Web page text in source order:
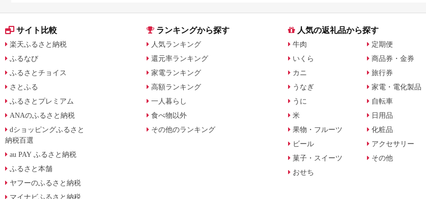
サイト比較
楽天ふるさと納税
ふるなび
ふるさとチョイス
さとふる
ふるさとプレミアム
ANAのふるさと納税
dショッピングふるさと
納税百選
au PAY ふるさと納税
ふるさと本舗
ヤフーのふるさと納税
マイナビふるさと納税
ランキングから探す
人気ランキング
還元率ランキング
家電ランキング
高額ランキング
一人暮らし
食べ物以外
その他のランキング
人気の返礼品から探す
牛肉
いくら
カニ
うなぎ
うに
米
果物・フルーツ
ビール
菓子・スイーツ
おせち
定期便
商品券・金券
旅行券
家電・電化製品
自転車
日用品
化粧品
アクセサリー
その他